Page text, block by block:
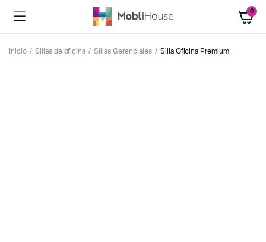
0
Inicio Sillas de oficina Sillas Gerenciales Silla Oficina Premium